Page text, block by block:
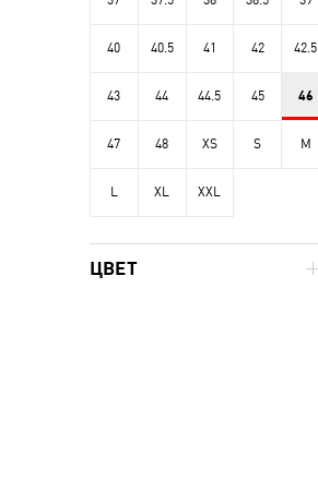
40 40.5 41 42 42.5
43 44 44.5 45 46
47 48 XS S M
L XL XXL
ЦВЕТ